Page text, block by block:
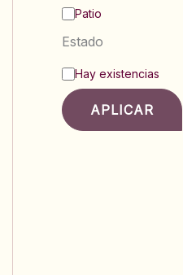
Patio
Estado
E
t
a
Hay existencias
APLICAR